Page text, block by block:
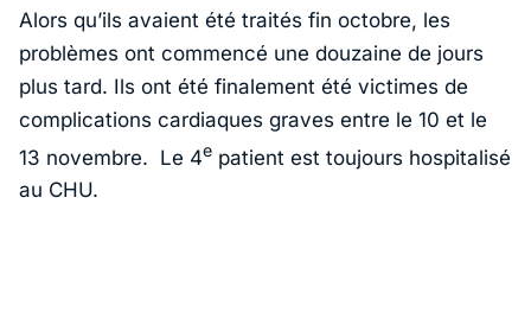
Alors qu’ils avaient été traités fin octobre, les
problèmes ont commencé une douzaine de jours
plus tard. Ils ont été finalement été victimes de
complications cardiaques graves entre le 10 et le
13 novembre. Le 4e patient est toujours hospitalisé
au CHU.